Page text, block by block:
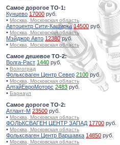
Самое дорогое ТО-1:
Кунцево 17000 руб.
• Москва, Московская область
Автоцентр Сити-Каширка 14500 руб.
• Москва, Московская область
Мэйджор Авто 12380руб.
• Москва, Московская область
Самое дешевое ТО-2:
Волга-Раст 1440 руб.
• Волгоград
Фольксваген Центр Север 2100руб.
• Москва, Московская область
АлтайЕвроМоторс 2483 руб.
• Барнаул
Самое дорогое ТО-2:
Атлант-М 23500 руб.
• Москва, Московская область
ФОЛЬКСВАГЕН ЦЕНТР ЗАПАД 17700 руб.
• Москва, Московская область
Фольксваген Центр Варшавка 14850 руб.
• Москва, Московская область